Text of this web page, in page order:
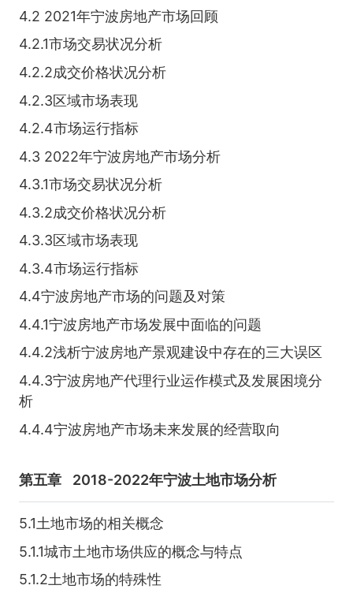
4.2 2021年宁波房地产市场回顾
4.2.1市场交易状况分析
4.2.2成交价格状况分析
4.2.3区域市场表现
4.2.4市场运行指标
4.3 2022年宁波房地产市场分析
4.3.1市场交易状况分析
4.3.2成交价格状况分析
4.3.3区域市场表现
4.3.4市场运行指标
4.4宁波房地产市场的问题及对策
4.4.1宁波房地产市场发展中面临的问题
4.4.2浅析宁波房地产景观建设中存在的三大误区
4.4.3宁波房地产代理行业运作模式及发展困境分
析
4.4.4宁波房地产市场未来发展的经营取向
第五章 2018-2022年宁波土地市场分析
5.1土地市场的相关概念
5.1.1城市土地市场供应的概念与特点
5.1.2土地市场的特殊性